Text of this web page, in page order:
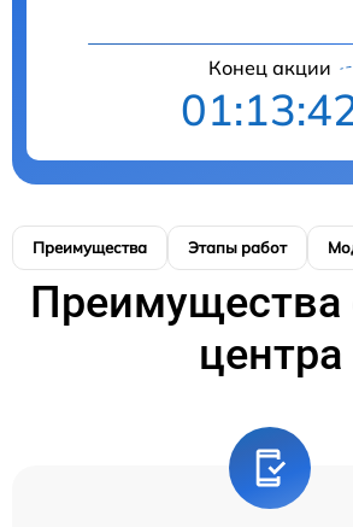
Конец акции
Преимущества Этапы работ
Преимущества
центра